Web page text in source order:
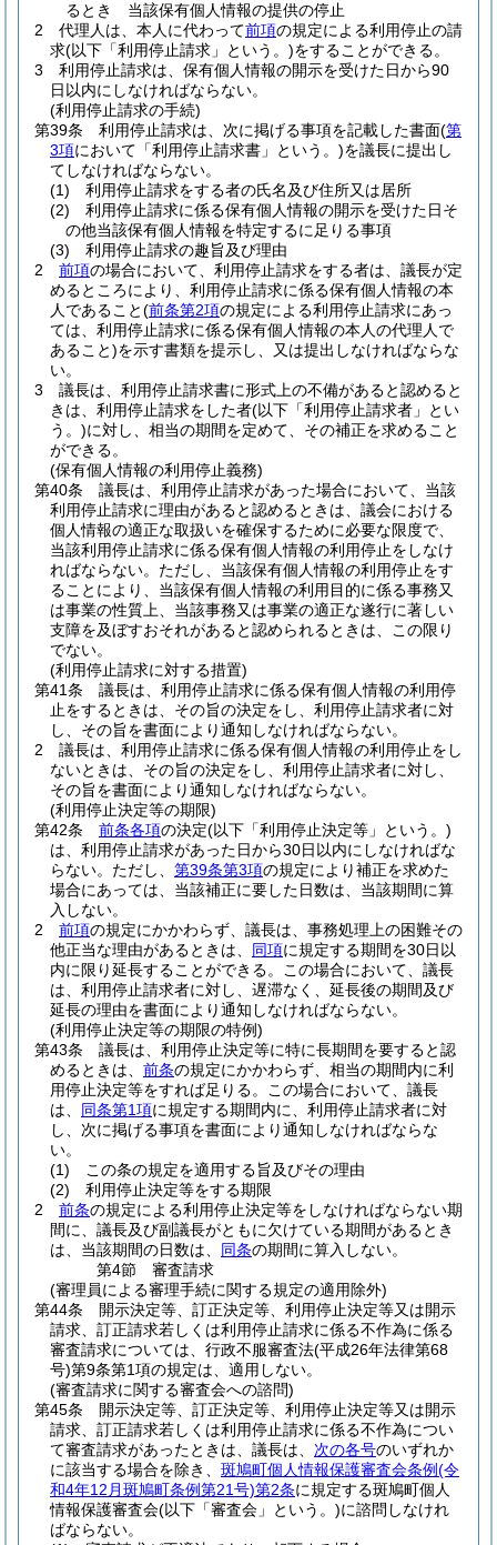
るとき 当該保有個人情報の提供の停止
2
代理人は、本人に代わって前項の規定による利用停止の請
求(以下「利用停止請求」という。)をすることができる。
3
利用停止請求は、保有個人情報の開示を受けた日から90
日以内にしなければならない。
(利用停止請求の手続)
第39条
利用停止請求は、次に掲げる事項を記載した書面(第
3項において「利用停止請求書」という。)を議長に提出し
てしなければならない。
(1)
利用停止請求をする者の氏名及び住所又は居所
(2)
利用停止請求に係る保有個人情報の開示を受けた日そ
の他当該保有個人情報を特定するに足りる事項
(3)
利用停止請求の趣旨及び理由
2
前項の場合において、利用停止請求をする者は、議長が定
めるところにより、利用停止請求に係る保有個人情報の本
人であること(前条第2項の規定による利用停止請求にあっ
ては、利用停止請求に係る保有個人情報の本人の代理人で
あること)を示す書類を提示し、又は提出しなければならな
い。
3
議長は、利用停止請求書に形式上の不備があると認めると
きは、利用停止請求をした者(以下「利用停止請求者」とい
う。)に対し、相当の期間を定めて、その補正を求めること
ができる。
(保有個人情報の利用停止義務)
第40条
議長は、利用停止請求があった場合において、当該
利用停止請求に理由があると認めるときは、議会における
個人情報の適正な取扱いを確保するために必要な限度で、
当該利用停止請求に係る保有個人情報の利用停止をしなけ
ればならない。 ただし、当該保有個人情報の利用停止をす
ることにより、当該保有個人情報の利用目的に係る事務又
は事業の性質上、当該事務又は事業の適正な遂行に著しい
支障を及ぼすおそれがあると認められるときは、この限り
でない。
(利用停止請求に対する措置)
第41条
議長は、利用停止請求に係る保有個人情報の利用停
止をするときは、その旨の決定をし、利用停止請求者に対
し、その旨を書面により通知しなければならない。
2
議長は、利用停止請求に係る保有個人情報の利用停止をし
ないときは、その旨の決定をし、利用停止請求者に対し、
その旨を書面により通知しなければならない。
(利用停止決定等の期限)
第42条
前条各項の決定(以下「利用停止決定等」という。)
は、利用停止請求があった日から30日以内にしなければな
らない。 ただし、 第39条第3項の規定により補正を求めた
場合にあっては、当該補正に要した日数は、当該期間に算
入しない。
2
前項の規定にかかわらず、議長は、事務処理上の困難その
他正当な理由があるときは、 同項に規定する期間を30日以
内に限り延長することができる。
この場合において、議長
は、利用停止請求者に対し、遅滞なく、延長後の期間及び
延長の理由を書面により通知しなければならない。
(利用停止決定等の期限の特例)
第43条
議長は、利用停止決定等に特に長期間を要すると認
めるときは、 前条の規定にかかわらず、相当の期間内に利
用停止決定等をすれば足りる。
この場合において、議長
は、 同条第1項に規定する期間内に、利用停止請求者に対
し、次に掲げる事項を書面により通知しなければならな
い。
(1)
この条の規定を適用する旨及びその理由
(2)
利用停止決定等をする期限
2
前条の規定による利用停止決定等をしなければならない期
間に、議長及び副議長がともに欠けている期間があるとき
は、当該期間の日数は、 同条の期間に算入しない。
第4節
審査請求
(審理員による審理手続に関する規定の適用除外)
第44条
開示決定等、訂正決定等、利用停止決定等又は開示
請求、訂正請求若しくは利用停止請求に係る不作為に係る
審査請求については、行政不服審査法(平成26年法律第68
号)第9条第1項の規定は、適用しない。
(審査請求に関する審査会への諮問)
第45条
開示決定等、訂正決定等、利用停止決定等又は開示
請求、訂正請求若しくは利用停止請求に係る不作為につい
て審査請求があったときは、議長は、 次の各号のいずれか
に該当する場合を除き、 斑鳩町個人情報保護審査会条例(令
和4年12月斑鳩町条例第21号)第2条に規定する斑鳩町個人
情報保護審査会(以下「審査会」という。)に諮問しなけれ
ばならない。